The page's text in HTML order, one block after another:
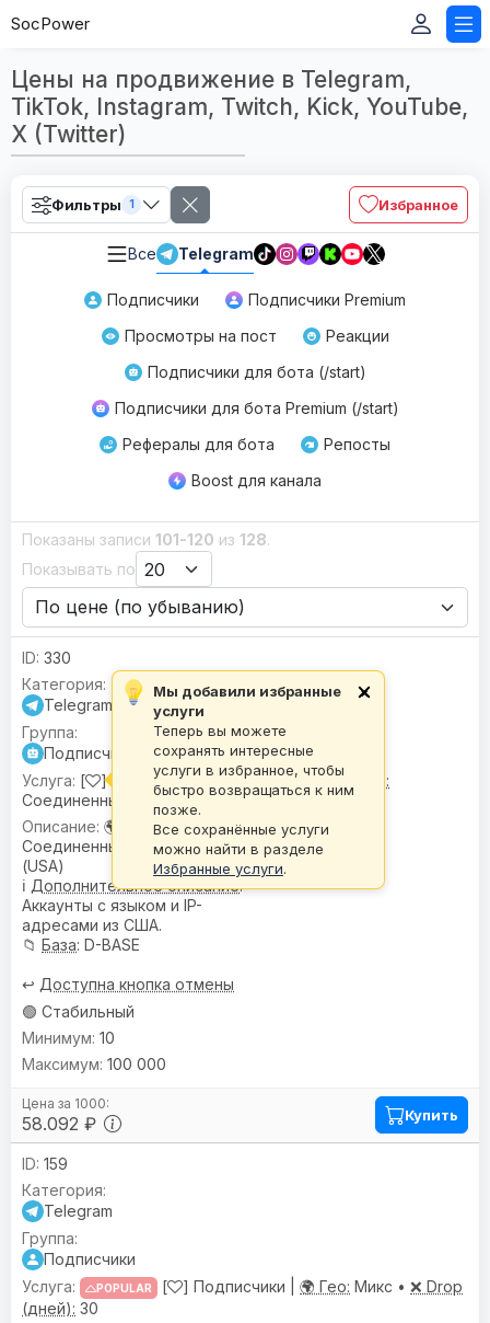
SocPower
Цены на продвижение в Telegram,
TikTok, Instagram, Twitch, Kick, YouTube,
X (Twitter)
Фильтры 1 Избранное
Все Telegram
Подписчики
Подписчики Premium
Просмотры на пост
Реакции
Подписчики для бота (/start)
Подписчики для бота Premium (/start)
Рефералы для бота
Репосты
Boost для канала
Показаны записи 101-120 из 128.
Показывать по
330
Telegram
Подписчики для бота (/start)
[
] Подписчики для бота (start) |🌍 Гео:
Соединенные Штаты Америки (USA)
🌍
География:
Соединенные Штаты Америки
(USA)
ℹ️ Дополнительное описание:
Аккаунты с языком и IP-
адресами из США.
📁 База: D-BASE
↩️ Доступна кнопка отмены
🟢 Стабильный
58.092 ₽
10
100 000
Купить
159
Telegram
Подписчики
POPULAR [ ] Подписчики | 🌍 Гео: Микс • ❌ Drop
(дней): 30
Мы добавили избранные
услуги
Теперь вы можете
сохранять интересные
услуги в избранное, чтобы
быстро возвращаться к ним
позже.
Все сохранённые услуги
можно найти в разделе
Избранные услуги.
×